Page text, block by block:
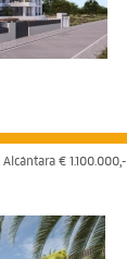
€ 1.100.000,-